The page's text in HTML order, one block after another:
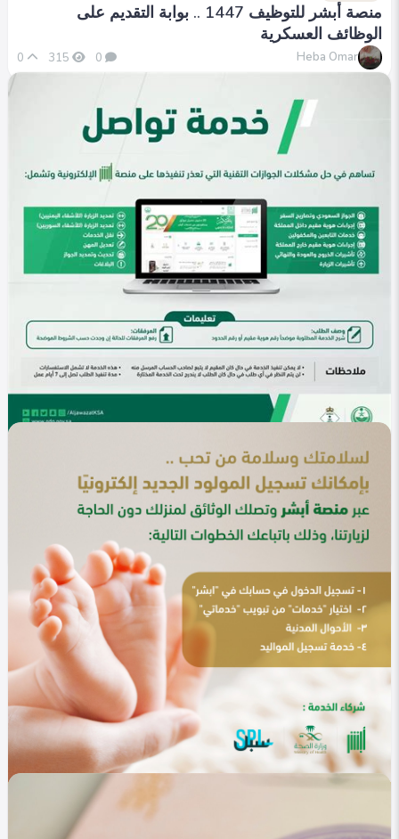
منصة أبشر للتوظيف 1447 .. بوابة التقديم على
الوظائف العسكرية
Heba Omar
0
315
في التصنيف
خليجي
خدمات الجوازات عبر أبشر 1447 .. حلول رقمية سريعة
لإنجاز معاملاتك
0
338